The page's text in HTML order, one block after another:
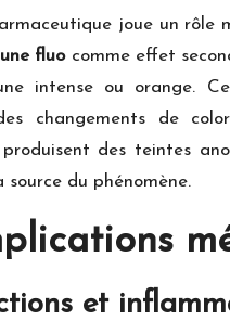
joue un rôle
fluocomme effet
intense ou orange.
changements de
produisent des teintes
du phénomène.
et